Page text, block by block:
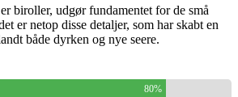
biroller, udgør fundamentet for de små
er netop disse detaljer, som har skabt en
både dyrken og nye seere.
80%